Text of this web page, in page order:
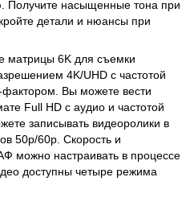
насыщенные тона при
детали и нюансы при
матрицы 6K для съемки
4K/UHD с частотой
Вы можете вести
Full HD с аудио и частотой
записывать видеоролики в
50p/60p. Скорость и
можно настраивать в процессе
доступны четыре режима